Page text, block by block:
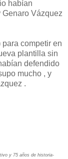
habían
Vázquez
competir en
plantilla sin
defendido
mucho , y
.
y 75 años de historia-